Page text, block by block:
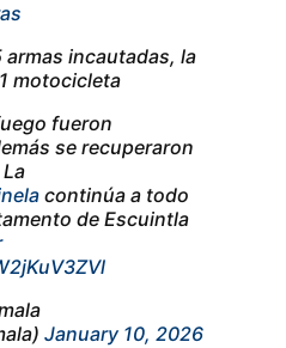
incautadas, la
motocicleta
fueron
se recuperaron
continúa a todo
de Escuintla
January 10, 2026